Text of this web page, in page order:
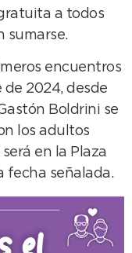
a todos
sumarse.
encuentros
2024, desde
Boldrini se
los adultos
en la Plaza
fecha señalada.